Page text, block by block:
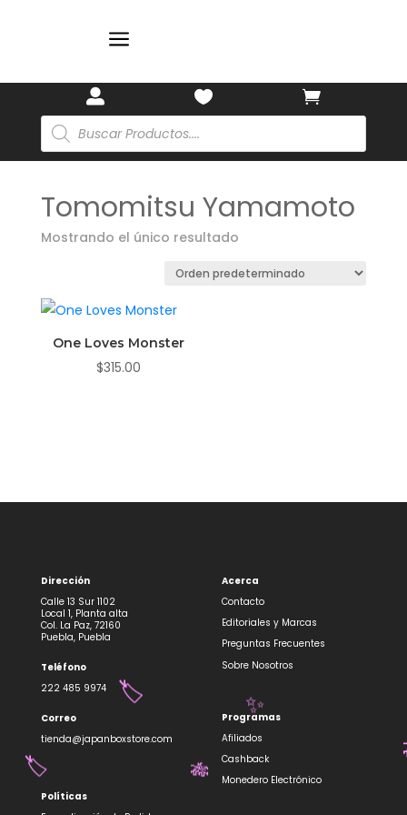
a
 

Búsqueda
de
productos
Tomomitsu Yamamoto
Mostrando el único resultado
One Loves Monster
$315.00
Dirección
Calle 13 Sur 1102
Local 1, Planta alta
Col. La Paz, 72160
Puebla, Puebla
Teléfono
222 485 9974
Correo
tienda@japanboxstore.com
Políticas
Acerca
Contacto
Editoriales y Marcas
Preguntas Frecuentes
Sobre Nosotros
Programas
Afiliados
Cashback
Monedero Electrónico
🏷️
🎋
✨
🏷️